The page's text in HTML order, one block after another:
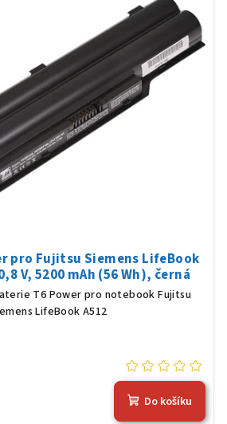
pro Fujitsu Siemens LifeBook
V, 5200 mAh (56 Wh), černá
T6 Power pro notebook Fujitsu
LifeBook A512
Do košíku